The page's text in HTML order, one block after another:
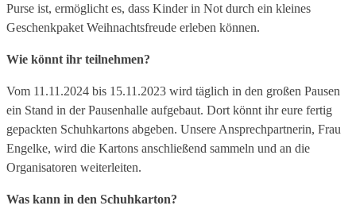
Purse ist, ermöglicht es, dass Kinder in Not durch ein kleines
Geschenkpaket Weihnachtsfreude erleben können.
Wie könnt ihr teilnehmen?
Vom 11.11.2024 bis 15.11.2023 wird täglich in den großen Pausen
ein Stand in der Pausenhalle aufgebaut. Dort könnt ihr eure fertig
gepackten Schuhkartons abgeben. Unsere Ansprechpartnerin, Frau
Engelke, wird die Kartons anschließend sammeln und an die
Organisatoren weiterleiten.
Was kann in den Schuhkarton?